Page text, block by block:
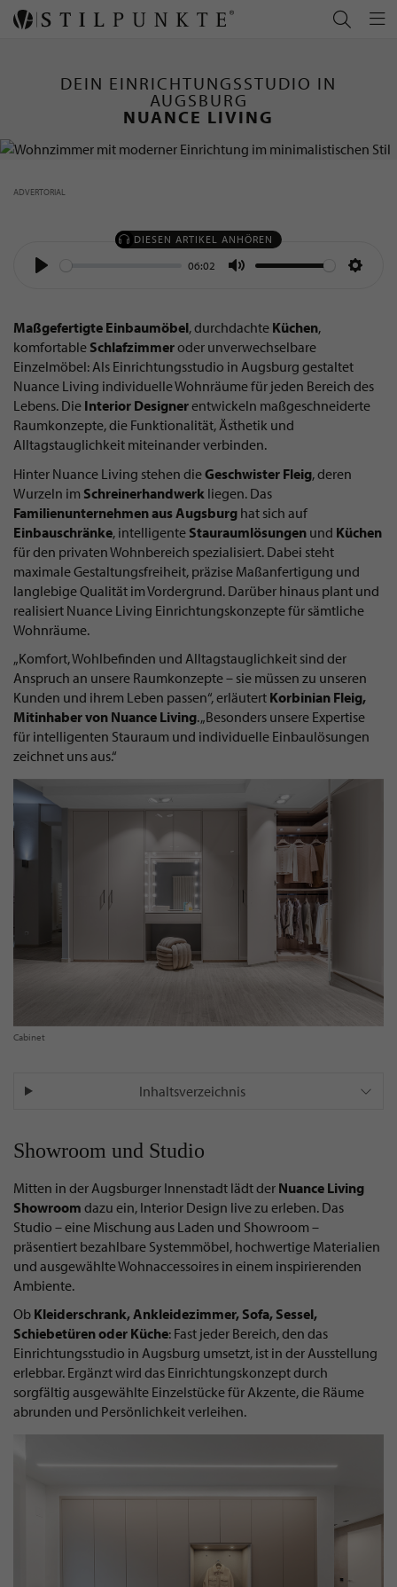
DEIN EINRICHTUNGSSTUDIO IN
AUGSBURG
NUANCE LIVING
ADVERTORIAL
DIESEN ARTIKEL ANHÖREN
06:02
Maßgefertigte Einbaumöbel, durchdachte Küchen,
komfortable Schlafzimmeroder unverwechselbare
Einzelmöbel: Als Einrichtungsstudio in Augsburg gestaltet
Nuance Living individuelle Wohnräume für jeden Bereich des
Lebens. Die Interior Designerentwickeln maßgeschneiderte
Raumkonzepte, die Funktionalität, Ästhetik und
Alltagstauglichkeit miteinander verbinden.
Hinter Nuance Living stehen dieGeschwister Fleig, deren
Wurzeln im Schreinerhandwerk liegen. Das
Familienunternehmen aus Augsburg hat sich auf
Einbauschränke, intelligente Stauraumlösungen und Küchen
für den privaten Wohnbereich spezialisiert. Dabei steht
maximale Gestaltungsfreiheit, präzise Maßanfertigung und
langlebige Qualität im Vordergrund. Darüber hinaus plant und
realisiert Nuance Living Einrichtungskonzepte für sämtliche
Wohnräume.
„Komfort, Wohlbefinden und Alltagstauglichkeit sind der
Anspruch an unsere Raumkonzepte – sie müssen zu unseren
Kunden und ihrem Leben passen“, erläutert Korbinian Fleig,
Mitinhaber von Nuance Living. „Besonders unsere Expertise
für intelligenten Stauraum und individuelle Einbaulösungen
zeichnet uns aus.“
Cabinet
Inhaltsverzeichnis
Showroom und Studio
Mitten in der Augsburger Innenstadt lädt der Nuance Living
Showroom dazu ein, Interior Design live zu erleben. Das
Studio – eine Mischung aus Laden und Showroom –
präsentiert bezahlbare Systemmöbel, hochwertige Materialien
und ausgewählte Wohnaccessoires in einem inspirierenden
Ambiente.
Ob Kleiderschrank, Ankleidezimmer, Sofa, Sessel,
Schiebetüren oder Küche: Fast jeder Bereich, den das
Einrichtungsstudio in Augsburg umsetzt, ist in der Ausstellung
erlebbar. Ergänzt wird das Einrichtungskonzept durch
sorgfältig ausgewählte Einzelstücke für Akzente, die Räume
abrunden und Persönlichkeit verleihen.